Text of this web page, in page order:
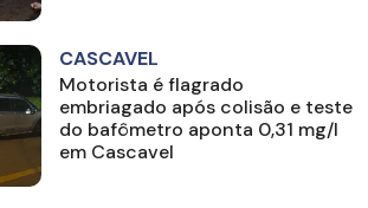
CASCAVEL
Motorista é flagrado
embriagado após colisão e teste
do bafômetro aponta 0,31 mg/l
em Cascavel